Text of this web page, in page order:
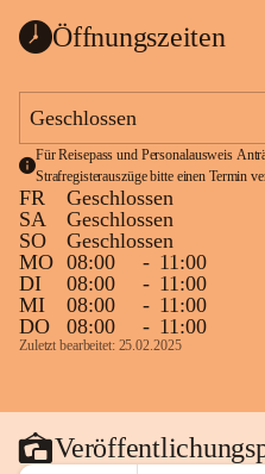
Öffnungszeiten
Geschlossen
Für Reisepass und Personalausweis
Strafregisterauszüge bitte einen Termin
FR
Geschlossen
SA
Geschlossen
SO
Geschlossen
MO 08:00 - 11:00
DI
08:00 - 11:00
MI
08:00 - 11:00
DO
08:00 - 11:00
Zuletzt bearbeitet: 25.02.2025